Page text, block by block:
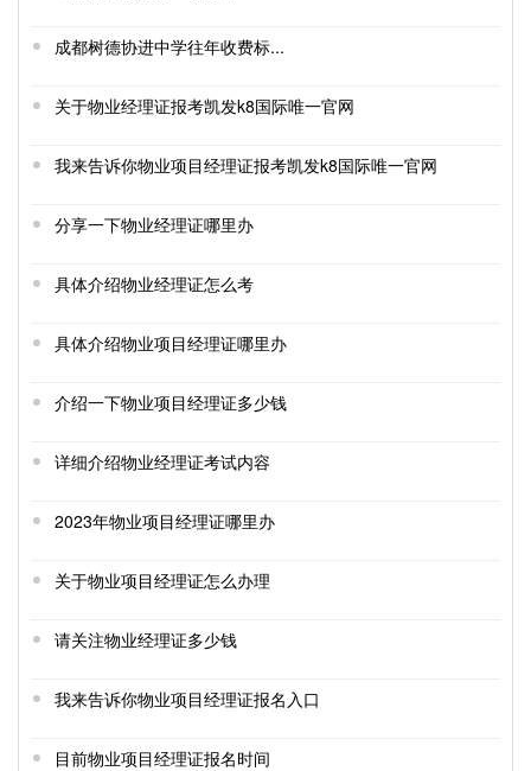
成都树德协进中学往年收费标...
关于物业经理证报考凯发k8国际唯一官网
我来告诉你物业项目经理证报考凯发k8国际唯一官网
分享一下物业经理证哪里办
具体介绍物业经理证怎么考
具体介绍物业项目经理证哪里办
介绍一下物业项目经理证多少钱
详细介绍物业经理证考试内容
2023年物业项目经理证哪里办
关于物业项目经理证怎么办理
请关注物业经理证多少钱
我来告诉你物业项目经理证报名入口
目前物业项目经理证报名时间